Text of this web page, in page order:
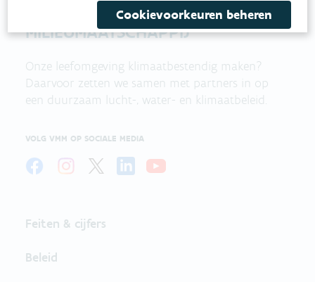
MILIEUMAATSCHAPPIJ
Onze leefomgeving klimaatbestendig maken?
Daarvoor zetten we samen met partners in op
een duurzaam lucht-, water- en klimaatbeleid.
VOLG VMM OP SOCIALE MEDIA
Feiten & cijfers
Beleid
Cookievoorkeuren beheren